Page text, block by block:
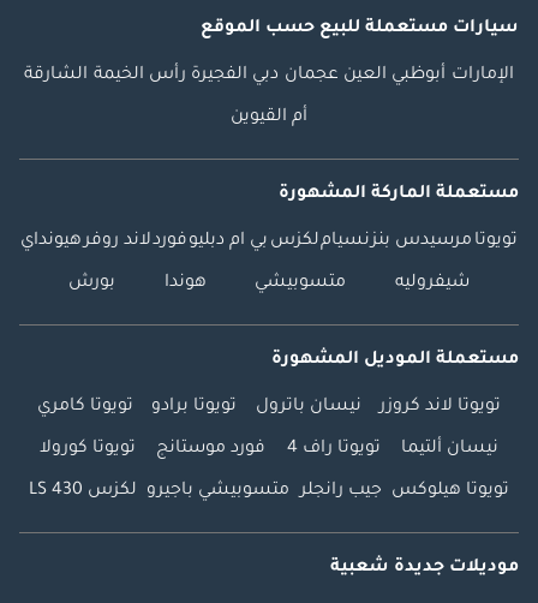
سيارات مستعملة للبيع حسب الموقع
الإمارات أبوظبي العين عجمان دبي الفجيرة رأس الخيمة الشارقة
أم القيوين
مستعملة الماركة المشهورة
تويوتا مرسيدس بنزنسياملكزس بي ام دبليوفوردلاند روفرهيونداي
شيفروليه متسوبيشي هوندا بورش
مستعملة الموديل المشهورة
تويوتا لاند كروزر نيسان باترول تويوتا برادو تويوتا كامري
نيسان ألتيما تويوتا راف 4 فورد موستانج تويوتا كورولا
تويوتا هيلوكس جيب رانجلر متسوبيشي باجيرو لكزس LS 430
موديلات جديدة شعبية